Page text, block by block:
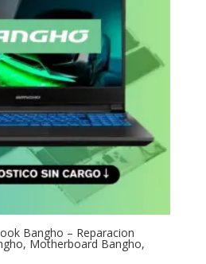
Bangho – Reparacion
Motherboard Bangho,